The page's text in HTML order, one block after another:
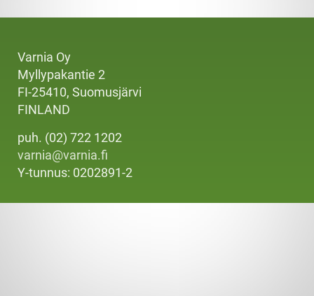
Varnia Oy
Myllypakantie 2
FI-25410, Suomusjärvi
FINLAND
puh. (02) 722 1202
varnia@varnia.fi
Y-tunnus: 0202891-2